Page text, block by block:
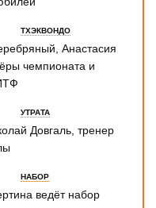
ТХЭКВОНДО
Анастасия
чемпионата и
УТРАТА
Довгаль, тренер
НАБОР
ведёт набор